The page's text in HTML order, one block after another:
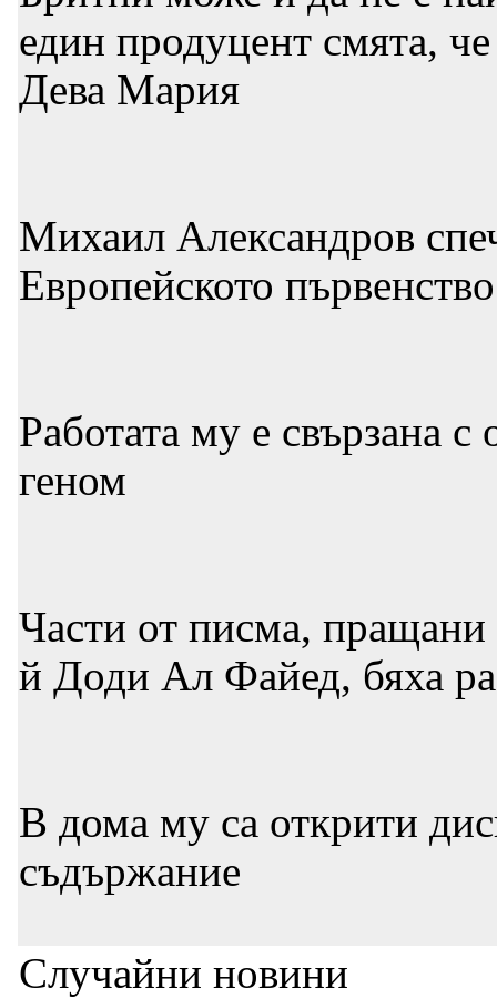
един продуцент смята,
Дева Мария
Михаил Александров
Европейското
Работата му е свързана
геном
Части от писма,
й Доди Ал Файед, бяха
В дома му са открити
съдържание
Случайни новини